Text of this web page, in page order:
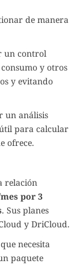
de manera
un control
y otros
y evitando
un análisis
para calcular
ofrece.
relación
por 3
. Sus planes
y DriCloud.
necesita
paquete